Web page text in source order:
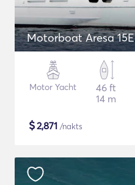
Motorboat Aresa 15E
Motor Yacht
46 ft
14 m
$2,871 /nakts